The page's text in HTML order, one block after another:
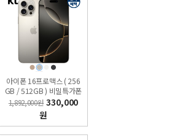
아이폰 16프로맥스 ( 256
GB / 512GB ) 비밀특가폰
KT 온라인샵
1,892,000원 330,000
원